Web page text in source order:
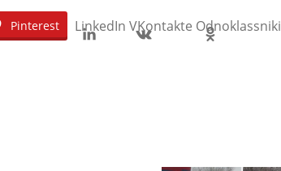
Pinterest LinkedIn VKontakte Odnoklassniki